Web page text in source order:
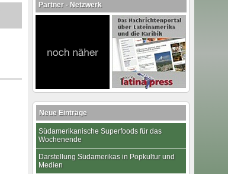
Partner - Netzwerk
Neue Einträge
Südamerikanische Superfoods für das
Wochenende
Darstellung Südamerikas in Popkultur und
Medien